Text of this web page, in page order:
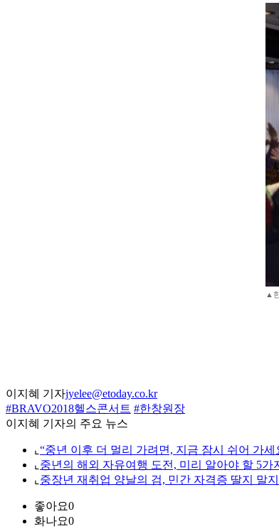
▲
이지혜 기자jyelee@etoday.co.kr
#BRAVO2018헬스콘서트 #한창원장
이지혜 기자의 주요 뉴스
⌞ “중년 이후 더 멀리 가려면, 지금 잠시 쉬어 가세
⌞ 중년의 해외 자유여행 도전, 미리 알아야 할 5가
⌞ 중장년 재취업 양날의 검, 민간 자격증 딸지 말
좋아요0
화나요0